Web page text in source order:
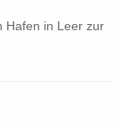
Hafen in Leer zur